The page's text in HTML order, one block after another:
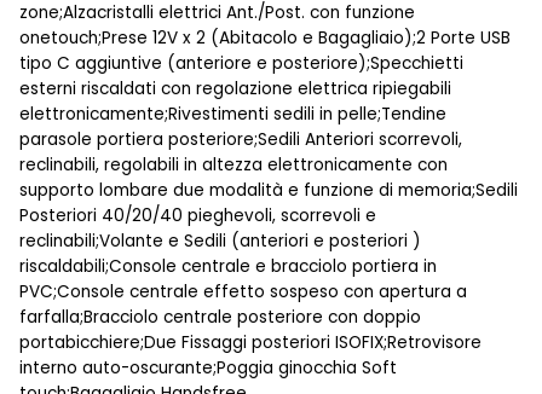
zone;Alzacristalli elettrici Ant./Post. con funzione
onetouch;Prese 12V x 2 (Abitacolo e Bagagliaio);2 Porte USB
tipo C aggiuntive (anteriore e posteriore);Specchietti
esterni riscaldati con regolazione elettrica ripiegabili
elettronicamente;Rivestimenti sedili in pelle;Tendine
parasole portiera posteriore;Sedili Anteriori scorrevoli,
reclinabili, regolabili in altezza elettronicamente con
supporto lombare due modalità e funzione di memoria;Sedili
Posteriori 40/20/40 pieghevoli, scorrevoli e
reclinabili;Volante e Sedili (anteriori e posteriori )
riscaldabili;Console centrale e bracciolo portiera in
PVC;Console centrale effetto sospeso con apertura a
farfalla;Bracciolo centrale posteriore con doppio
portabicchiere;Due Fissaggi posteriori ISOFIX;Retrovisore
interno auto-oscurante;Poggia ginocchia Soft